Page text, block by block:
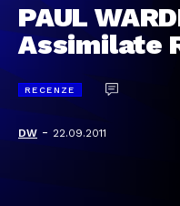
PAUL
Assimilate
RECENZE
DW - 22.09.2011